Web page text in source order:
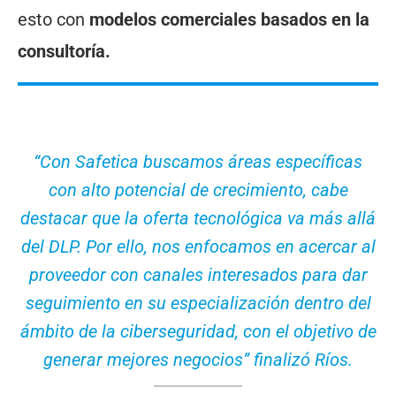
esto con modelos comerciales basados en la
consultoría.
“Con Safetica buscamos áreas específicas
con alto potencial de crecimiento, cabe
destacar que la oferta tecnológica va más allá
del DLP. Por ello, nos enfocamos en acercar al
proveedor con canales interesados para dar
seguimiento en su especialización dentro del
ámbito de la ciberseguridad, con el objetivo de
generar mejores negocios” finalizó Ríos.